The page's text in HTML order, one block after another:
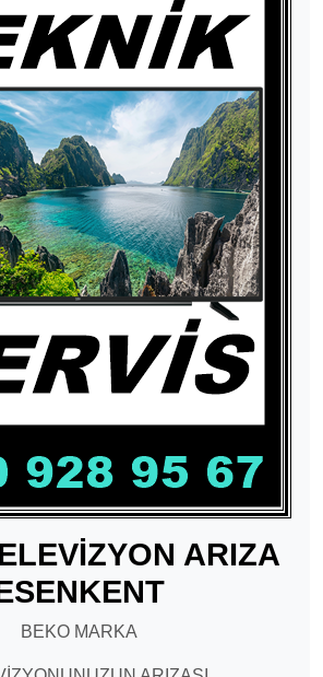
ARIZA
BEKO MARKA